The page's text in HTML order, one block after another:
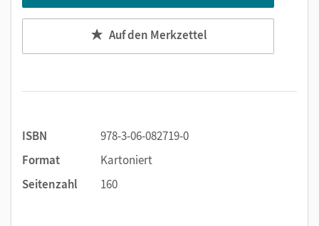
Auf den Merkzettel
ISBN
978-3-06-082719-0
Format
Kartoniert
Seitenzahl
160